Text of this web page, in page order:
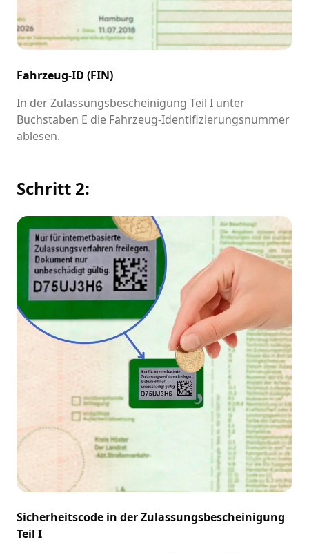
Fahrzeug-ID (FIN)
In der Zulassungsbescheinigung Teil I unter
Buchstaben E die Fahrzeug-Identifizierungsnummer
ablesen.
Schritt 2:
Sicherheitscode in der Zulassungsbescheinigung
Teil I